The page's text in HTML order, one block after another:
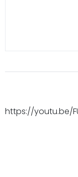
https://youtu.be/